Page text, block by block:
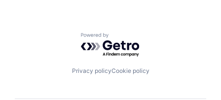
Powered by Getro.com
Privacy policyCookie policy